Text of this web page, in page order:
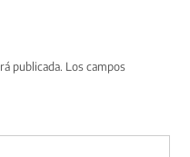
publicada. Los campos